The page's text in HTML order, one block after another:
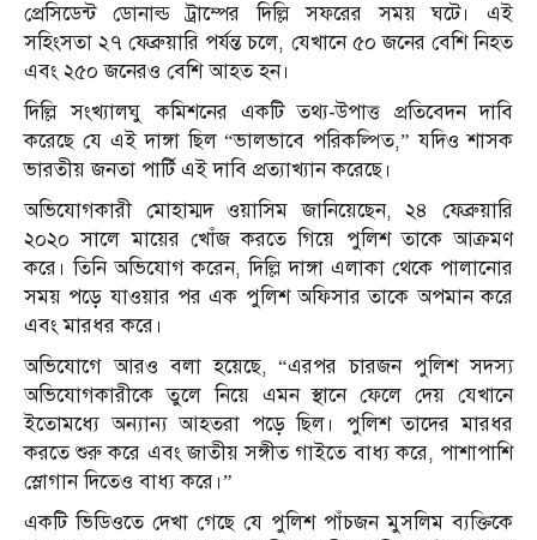
প্রেসিডেন্ট ডোনাল্ড ট্রাম্পের দিল্লি সফরের সময় ঘটে। এই
সহিংসতা ২৭ ফেব্রুয়ারি পর্যন্ত চলে, যেখানে ৫০ জনের বেশি নিহত
এবং ২৫০ জনেরও বেশি আহত হন।
দিল্লি সংখ্যালঘু কমিশনের একটি তথ্য-উপাত্ত প্রতিবেদন দাবি
করেছে যে এই দাঙ্গা ছিল “ভালভাবে পরিকল্পিত,” যদিও শাসক
ভারতীয় জনতা পার্টি এই দাবি প্রত্যাখ্যান করেছে।
অভিযোগকারী মোহাম্মদ ওয়াসিম জানিয়েছেন, ২৪ ফেব্রুয়ারি
২০২০ সালে মায়ের খোঁজ করতে গিয়ে পুলিশ তাকে আক্রমণ
করে। তিনি অভিযোগ করেন, দিল্লি দাঙ্গা এলাকা থেকে পালানোর
সময় পড়ে যাওয়ার পর এক পুলিশ অফিসার তাকে অপমান করে
এবং মারধর করে।
অভিযোগে আরও বলা হয়েছে, “এরপর চারজন পুলিশ সদস্য
অভিযোগকারীকে তুলে নিয়ে এমন স্থানে ফেলে দেয় যেখানে
ইতোমধ্যে অন্যান্য আহতরা পড়ে ছিল। পুলিশ তাদের মারধর
করতে শুরু করে এবং জাতীয় সঙ্গীত গাইতে বাধ্য করে, পাশাপাশি
স্লোগান দিতেও বাধ্য করে।”
একটি ভিডিওতে দেখা গেছে যে পুলিশ পাঁচজন মুসলিম ব্যক্তিকে